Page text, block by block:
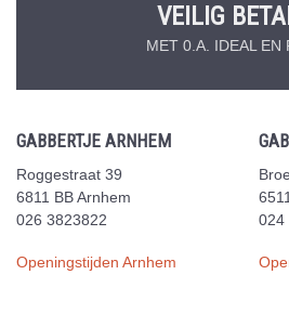
VEILIG
MET 0.A. IDEAL EN
GABBERTJE ARNHEM
Roggestraat 39
6811 BB Arnhem
026 3823822
Openingstijden Arnhem
024